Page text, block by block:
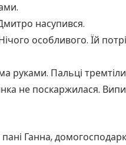
насупився.
особливого. Їй
руками. Пальці
не поскаржилася.
пані Ганна,